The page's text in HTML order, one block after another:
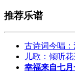
推荐乐谱
古诗词今唱
儿歌：倾听
幸福来自七月